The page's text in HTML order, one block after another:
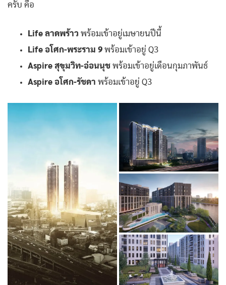
ครับ คือ
Life ลาดพร้าว พร้อมเข้าอยู่เมษายนปีนี้
Life อโศก-พระราม 9 พร้อมเข้าอยู่ Q3
Aspire สุขุมวิท-อ่อนนุช พร้อมเข้าอยู่เดือนกุมภาพันธ์
Aspire อโศก-รัชดา พร้อมเข้าอยู่ Q3